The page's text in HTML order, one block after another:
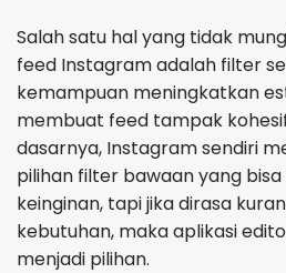
Salah satu hal yang tidak
feed Instagram adalah filter
kemampuan meningkatkan
membuat feed tampak
dasarnya, Instagram sendiri
pilihan filter bawaan yang bisa
keinginan, tapi jika dirasa
kebutuhan, maka aplikasi
menjadi pilihan.